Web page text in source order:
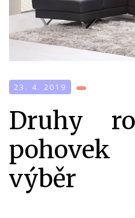
23. 4. 2019
Druhy
výběr